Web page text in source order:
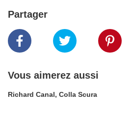
Partager
Vous aimerez aussi
Richard Canal, Colla Scura